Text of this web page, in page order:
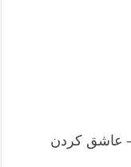
عاشق کردن